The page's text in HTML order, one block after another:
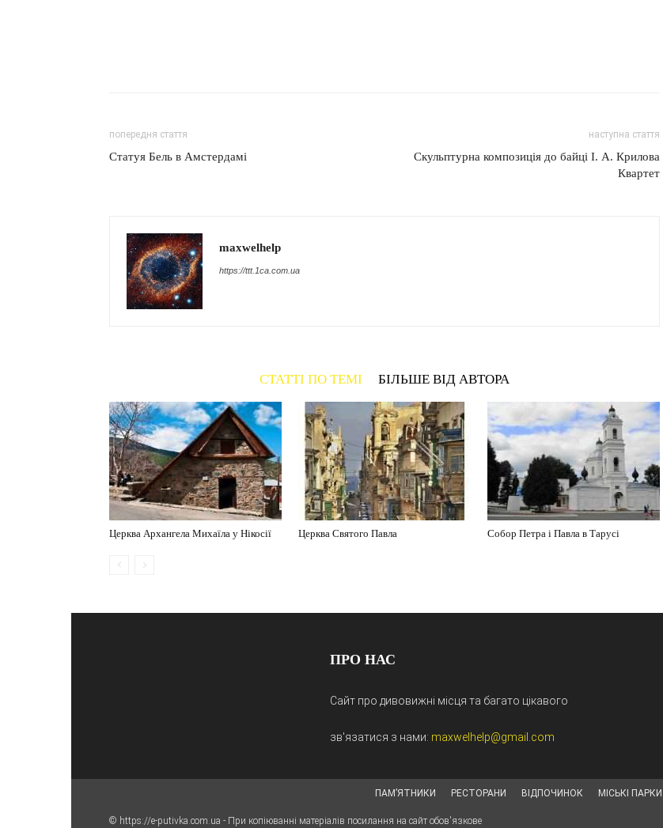
попередня стаття
Статуя Бель в Амстердамі
наступна стаття
Скульптурна композиція до байці І. А. Крилова
Квартет
maxwelhelp
https://ttt.1ca.com.ua
СТАТТІ ПО ТЕМІ БІЛЬШЕ ВІД АВТОРА
Церква Архангела Михаїла у Нікосії Церква Святого Павла Собор Петра і Павла в Тарусі
ПРО НАС
Сайт про дивовижні місця та багато цікавого
зв'язатися з нами: maxwelhelp@gmail.com
ПАМ’ЯТНИКИ РЕСТОРАНИ ВІДПОЧИНОК МІСЬКІ ПАРКИ
© https://e-putivka.com.ua - При копіюванні матеріалів посилання на сайт обов'язкове